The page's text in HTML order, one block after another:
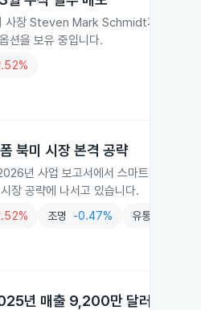
장 Steven Mark Schmidt가 2026년 3
션을 보유 중입니다.
북미 시장 본격 공략
년 사업 보고서에서 스마트 홈과 안전
장 공략에 나서고 있습니다.
조명 -0.47% 유통
년 매출 9,200만 달러 신기록